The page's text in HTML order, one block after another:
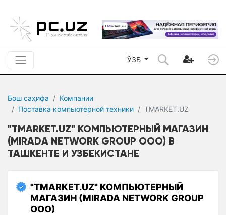
ЎЗБ
Бош саҳифа
Компании
Поставка компьютерной техники
TMARKET.UZ
"TMARKET.UZ" КОМПЬЮТЕРНЫЙ МАГАЗИН
(MIRADA NETWORK GROUP ООО) В
ТАШКЕНТЕ И УЗБЕКИСТАНЕ
"TMARKET.UZ" КОМПЬЮТЕРНЫЙ
МАГАЗИН (MIRADA NETWORK GROUP
ООО)